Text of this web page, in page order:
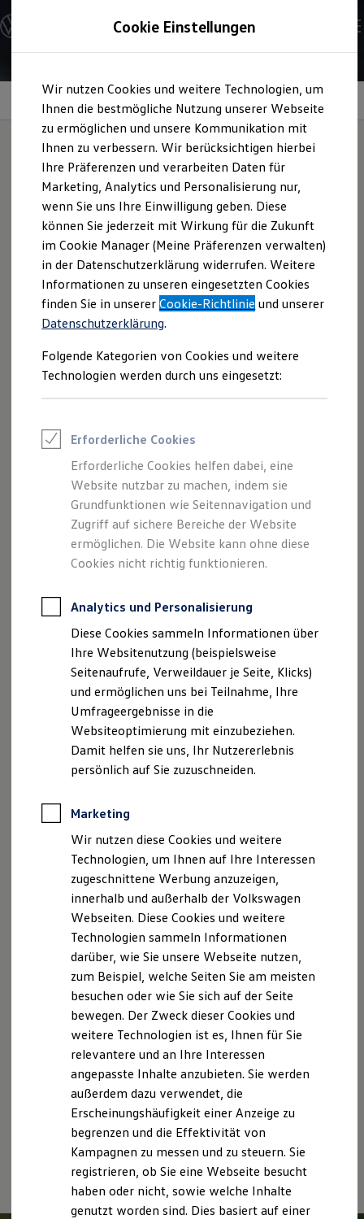
Hauptinhalt
springen
Footer
springen
Modelle und Konfigurator
Konfigurator
Modelle vergleichen
Elektroautos
ENERGY Sondermodelle
Nutzfahrzeuge
SUV und CUV
Familienautos
Kombis
Kompaktwagen
Sportwagen
Schnell verfügbare Fahrzeuge
Angebote und Produkte
Aktuelle Angebote
E-Auto-Förderung
Volkswagen Marktplatz
Die ENERGY Sondermodelle
Junge Gebrauchtwagen und Gebrauchtwagen
Volkswagen Zertifizierte Gebrauchtwagen
Elektromobilität bei Gebrauchtwagen
Saisonangebote
Reifenpakete
Leasing
Leasing-Angebote
Elektroauto Leasing
Kleinwagen-Leasing
Leasing ohne Anzahlung
Finanzierung
Autokredit mit Schlussrate
Versicherungen und Garantien
Kfz-Versicherung
Restschuldversicherungen
Garantien
Professional Class bei Volkswagen
Behörden
Direktkunden
Sonderfahrzeuge
Anpfiff zum Gewinn
Elektromobilität
Elektroautos
ID. Tutorials
Elektrofahrzeugkonzepte
ID. EVERY1
Reichweite
Rekuperation
Laden unterwegs
Laden Zuhause
Ladestationen finden
Ladezeitensimulator
Batterie
Sicherheit
Nachhaltigkeit
Technologie
Kosten und Kauf
Verbrauchskosten
Kaufoptionen
E-Auto-Förderung
Software und Konnektivität
Die ID. Software 6
ID. Software Versionen und Updates
Digitale Extras
Schnittstellen zu Ihrem ID.
Marke und Erlebnis
Volkswagen R und R Experience
R-Modelle
R Experience
Driving Experience
Volkswagen entdecken
Werkbesichtigung
Information
Schutzfolien für
Einstiegsleistenfür
Ihren Taigo
Diese Schutzfolien sehen nicht nur gut aus, sondern können
auch dabei helfen, den Türschwellerbereich vor Kratzern
und anderen Beschädigungen zu schützen. Fragen Sie die
Produkte gern bei Ihrem
Volkswagen Partner an.
Schutzfolien für Einstiegsleisten anfragen
Nutzungsbedingungen
Datenschutzerklärungen
Cookie-Richtlinie
Lizenzhinweise Dritter
Angaben zum Digital Services Act (DSA)
EU Data Act
Produktsicherheitsinformationen
Vertrag Widerrufen
Disclaimer von Volkswagen AG
Die in dieser Darstellung gezeigten Fahrzeuge und
Ausstattungen können in einzelnen Details vom aktuellen
deutschen Lieferprogramm abweichen. Abgebildet sind
teilweise Sonderausstattungen der Fahrzeuge gegen
Bitte beachten Sie auch unseren Konfigurator für eine
Übersicht der aktuell verfügbaren Modelle und Ausstattungen.
Die angegebenen Verbrauchs- und Emissionswerte beziehen
des Angebots, sondern dienen allein Vergleichszwecken
zwischen den verschiedenen Fahrzeugtypen.
Zusatzausstattungen und Zubehör(Anbauteile, Reifenformat
usw.) können relevante Fahrzeugparameter, wiez. B.Gewicht,
Rollwiderstand und Aerodynamik verändern und neben
Witterungs- und Verkehrsbedingungen sowie dem
individuellen Fahrverhalten den Kraftstoffverbrauch, den
Stromverbrauch, die CO₂-Emissionen und die
Fahrleistungswerte eines Fahrzeugs beeinflussen.
Cookie Einstellungen
Wir nutzen Cookies und weitere Technologien, um
Ihnen die bestmögliche Nutzung unserer Webseite
zu ermöglichen und unsere Kommunikation mit
Ihnen zu verbessern. Wir berücksichtigen hierbei
Ihre Präferenzen und verarbeiten Daten für
Marketing, Analytics und Personalisierung nur,
wenn Sie uns Ihre Einwilligung geben. Diese
können Sie jederzeit mit Wirkung für die Zukunft
im Cookie Manager (Meine Präferenzen verwalten)
in der Datenschutzerklärung widerrufen. Weitere
Informationen zu unseren eingesetzten Cookies
finden Sie in unsererCookie-Richtlinie und unserer
Datenschutzerklärung.
Folgende Kategorien von Cookies und weitere
Technologien werden durch uns eingesetzt:
Erforderliche Cookies
Erforderliche Cookies helfen dabei, eine
Website nutzbar zu machen, indem sie
Grundfunktionen wie Seitennavigation und
Zugriff auf sichere Bereiche der Website
ermöglichen. Die Website kann ohne diese
Cookies nicht richtig funktionieren.
Analytics und Personalisierung
Diese Cookies sammeln Informationen über
Ihre Websitenutzung (beispielsweise
Seitenaufrufe, Verweildauer je Seite, Klicks)
und ermöglichen uns bei Teilnahme, Ihre
Umfrageergebnisse in die
Websiteoptimierung mit einzubeziehen.
Damit helfen sie uns, Ihr Nutzererlebnis
persönlich auf Sie zuzuschneiden.
Marketing
Wir nutzen diese Cookies und weitere
Technologien, um Ihnen auf Ihre Interessen
zugeschnittene Werbung anzuzeigen,
innerhalb und außerhalb der Volkswagen
Webseiten. Diese Cookies und weitere
Technologien sammeln Informationen
darüber, wie Sie unsere Webseite nutzen,
zum Beispiel, welche Seiten Sie am meisten
besuchen oder wie Sie sich auf der Seite
bewegen. Der Zweck dieser Cookies und
weitere Technologien ist es, Ihnen für Sie
relevantere und an Ihre Interessen
angepasste Inhalte anzubieten. Sie werden
außerdem dazu verwendet, die
Erscheinungshäufigkeit einer Anzeige zu
begrenzen und die Effektivität von
Kampagnen zu messen und zu steuern. Sie
registrieren, ob Sie eine Webseite besucht
haben oder nicht, sowie welche Inhalte
genutzt worden sind. Dies basiert auf einer